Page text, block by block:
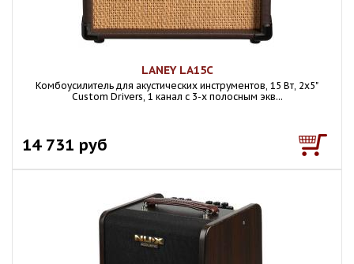
LANEY LA15C
Комбоусилитель для акустических инструментов, 15 Вт, 2х5"
Custom Drivers, 1 канал с 3-х полосным экв...
14 731 руб